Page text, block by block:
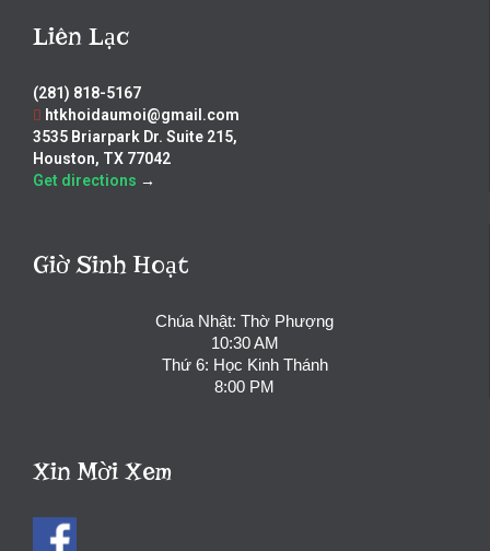
Liên Lạc
(281) 818-5167
htkhoidaumoi@gmail.com
3535 Briarpark Dr. Suite 215,
Houston, TX 77042
Get directions →
Giờ Sinh Hoạt
Chúa Nhật: Thờ Phượng
10:30 AM
Thứ 6: Học Kinh Thánh
8:00 PM
Xin Mời Xem